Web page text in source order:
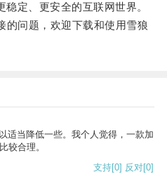
定、更安全的互联网世界。
问题，欢迎下载和使用雪狼
适当降低一些。我个人觉得，一款加
较合理。
支持[0] 反对[0]